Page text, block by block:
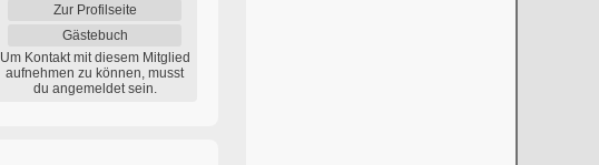
Zur Profilseite
Gästebuch
Um Kontakt mit diesem Mitglied
aufnehmen zu können, musst
du angemeldet sein.